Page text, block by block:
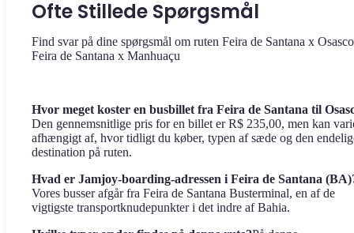
Ofte Stillede Spørgsmål
Find svar på dine spørgsmål om ruten Feira de Santana x
Feira de Santana x Manhuaçu
Hvor meget koster en busbillet fra Feira de Santana til
Den gennemsnitlige pris for en billet er R$ 235,00, men kan
afhængigt af, hvor tidligt du køber, typen af sæde og den
destination på ruten.
Hvad er Jamjoy-boarding-adressen i Feira de Santana
Vores busser afgår fra Feira de Santana Busterminal, en af de
vigtigste transportknudepunkter i det indre af Bahia.